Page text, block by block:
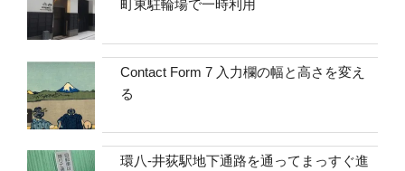
町東駐輪場で一時利用
Contact Form 7 入力欄の幅と高さを変え
る
環八-井荻駅地下通路を通ってまっすぐ進